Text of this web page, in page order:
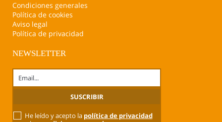
Condiciones generales
Política de cookies
Aviso legal
Política de privacidad
NEWSLETTER
He leído y acepto la política de privacidad